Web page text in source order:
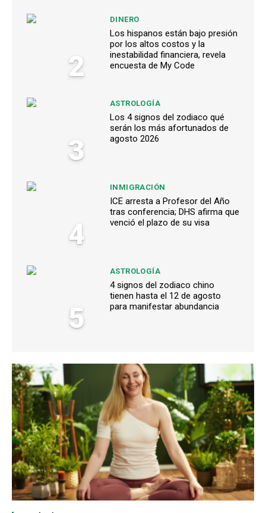
2
DINERO
Los hispanos están bajo presión
por los altos costos y la
inestabilidad financiera, revela
encuesta de My Code
3
ASTROLOGÍA
Los 4 signos del zodiaco qué
serán los más afortunados de
agosto 2026
4
INMIGRACIÓN
ICE arresta a Profesor del Año
tras conferencia; DHS afirma que
venció el plazo de su visa
5
ASTROLOGÍA
4 signos del zodiaco chino
tienen hasta el 12 de agosto
para manifestar abundancia